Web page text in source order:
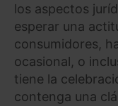
los aspectos
esperar una
consumidores,
ocasional, o
tiene la
contenga una